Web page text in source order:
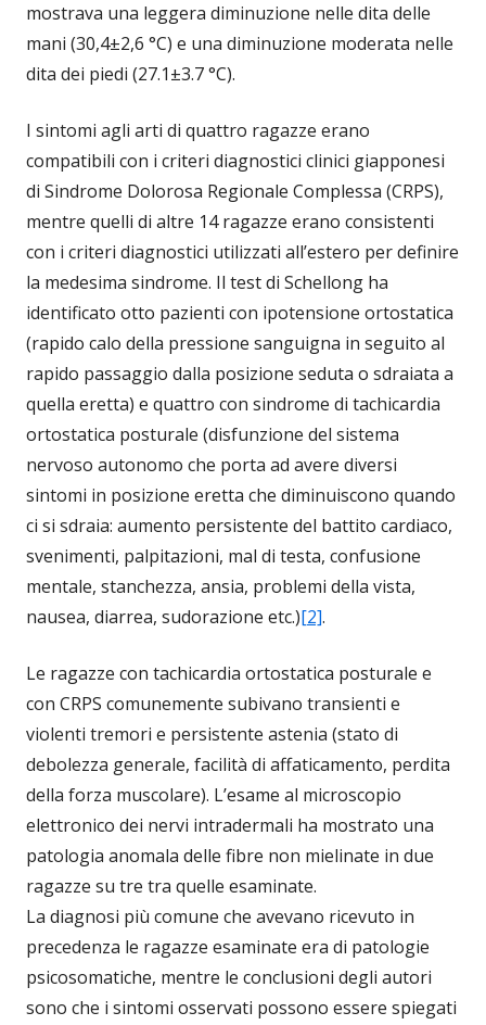
mostrava una leggera diminuzione nelle dita delle
mani (30,4±2,6 °C) e una diminuzione moderata nelle
dita dei piedi (27.1±3.7 °C).
I sintomi agli arti di quattro ragazze erano
compatibili con i criteri diagnostici clinici giapponesi
di Sindrome Dolorosa Regionale Complessa (CRPS),
mentre quelli di altre 14 ragazze erano consistenti
con i criteri diagnostici utilizzati all’estero per definire
la medesima sindrome. Il test di Schellong ha
identificato otto pazienti con ipotensione ortostatica
(rapido calo della pressione sanguigna in seguito al
rapido passaggio dalla posizione seduta o sdraiata a
quella eretta) e quattro con sindrome di tachicardia
ortostatica posturale (disfunzione del sistema
nervoso autonomo che porta ad avere diversi
sintomi in posizione eretta che diminuiscono quando
ci si sdraia: aumento persistente del battito cardiaco,
svenimenti, palpitazioni, mal di testa, confusione
mentale, stanchezza, ansia, problemi della vista,
nausea, diarrea, sudorazione etc.)[2].
Le ragazze con tachicardia ortostatica posturale e
con CRPS comunemente subivano transienti e
violenti tremori e persistente astenia (stato di
debolezza generale, facilità di affaticamento, perdita
della forza muscolare). L’esame al microscopio
elettronico dei nervi intradermali ha mostrato una
patologia anomala delle fibre non mielinate in due
ragazze su tre tra quelle esaminate.
La diagnosi più comune che avevano ricevuto in
precedenza le ragazze esaminate era di patologie
psicosomatiche, mentre le conclusioni degli autori
sono che i sintomi osservati possono essere spiegati